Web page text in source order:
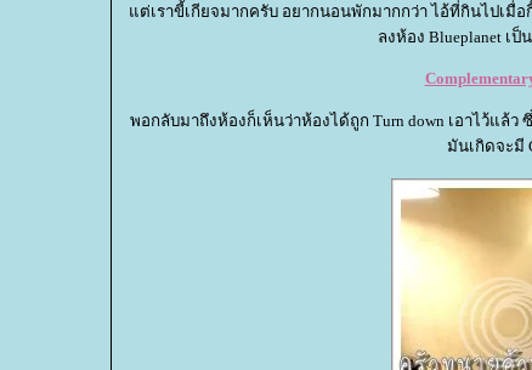
ต่เราขี้เกียจมากครับ อยากนอนพักมากกว่า ไอ้ที่กินไปเมื่
ลงห้อง Blueplanet เ
พอกลับมาถึงห้องก็เห็นว่าห้องได้ถูก Turn down เอาไว้แล้ว
มันเกิดจะมี